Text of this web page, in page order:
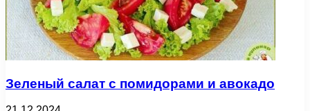
Зеленый салат с помидорами и авокадо